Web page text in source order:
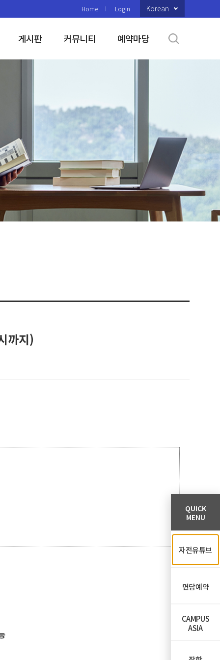
Home Login Korean
게시판 커뮤니티 예약마당
까지)
QUICK
MENU
자전유튜브
면담예약
CAMPUS
ASIA